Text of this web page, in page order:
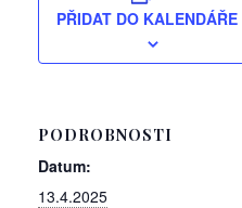
PŘIDAT DO KALENDÁŘE
PODROBNOSTI
Datum:
13.4.2025